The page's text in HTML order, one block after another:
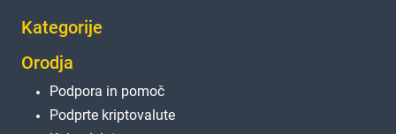
Kategorije
Orodja
Podpora in pomoč
Podprte kriptovalute